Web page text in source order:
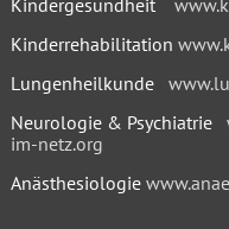
Kindergesundheit
Kinderrehabilitation
Lungenheilkunde
Neurologie & Psychiatrie
im-netz.org
Anästhesiologie